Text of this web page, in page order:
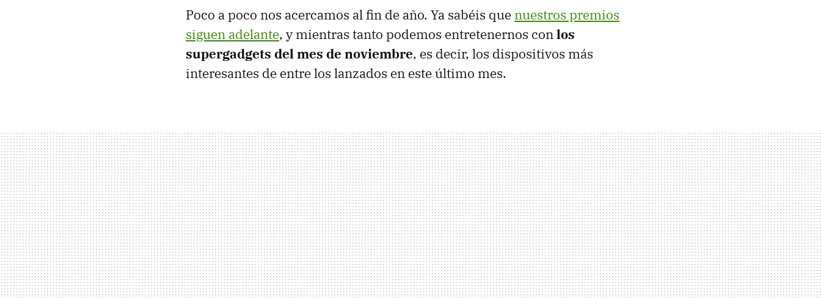
Poco a poco nos acercamos al fin de año. Ya sabéis que nuestros premios
siguen adelante, y mientras tanto podemos entretenernos conlos
supergadgets del mes de noviembre, es decir, los dispositivos más
interesantes de entre los lanzados en este último mes.